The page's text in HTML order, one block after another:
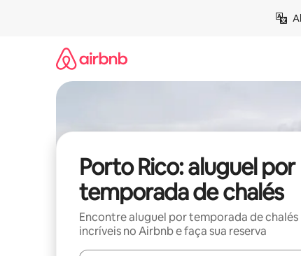
Porto Rico: aluguel por
temporada de chalés
Encontre aluguel por temporada de chalés
incríveis no Airbnb e faça sua reserva